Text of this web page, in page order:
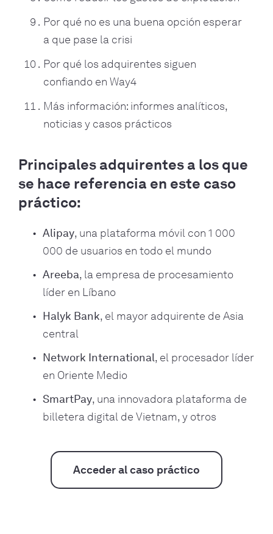
Por qué no es una buena opción esperar
a que pase la crisi
Por qué los adquirentes siguen
confiando en Way4
Más información: informes analíticos,
noticias y casos prácticos
Principales adquirentes a los que
se hace referencia en este caso
práctico:
Alipay, una plataforma móvil con 1 000
000 de usuarios en todo el mundo
Areeba, la empresa de procesamiento
líder en Líbano
Halyk Bank, el mayor adquirente de Asia
central
Network International, el procesador líder
en Oriente Medio
SmartPay, una innovadora plataforma de
billetera digital de Vietnam, y otros
Acceder al caso práctico